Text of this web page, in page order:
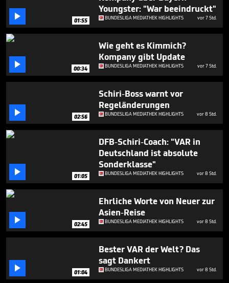
seconds
 01:55
Youngster: "War beeindruckt"
BUNDESLIGA MEDIATHEK HIGHLIGHTS vor 7 Std.
 00:34
Wie geht es Kimmich?
Kompany gibt Update
BUNDESLIGA MEDIATHEK HIGHLIGHTS vor 7 Std.
 02:56
Schiri-Boss warnt vor
Regeländerungen
BUNDESLIGA MEDIATHEK HIGHLIGHTS vor 8 Std.
 01:05
DFB-Schiri-Coach: "VAR in
Deutschland ist absolute
Sonderklasse"
BUNDESLIGA MEDIATHEK HIGHLIGHTS vor 8 Std.
 02:45
Ehrliche Worte von Neuer zur
Asien-Reise
BUNDESLIGA MEDIATHEK HIGHLIGHTS vor 8 Std.
 01:04
Bester VAR der Welt? Das
sagt Dankert
BUNDESLIGA MEDIATHEK HIGHLIGHTS vor 8 Std.